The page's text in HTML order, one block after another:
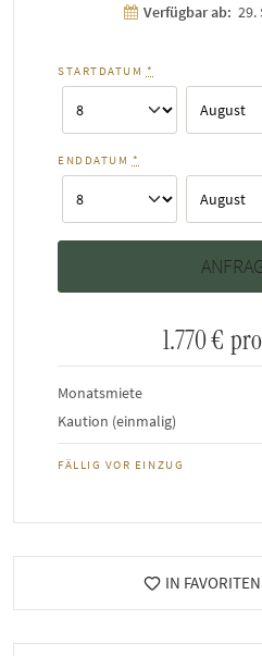
Verfügbar ab: 29.
STARTDATUM *
ENDDATUM *
1.770 €
Monatsmiete
Kaution (einmalig)
FÄLLIG VOR EINZUG
IN